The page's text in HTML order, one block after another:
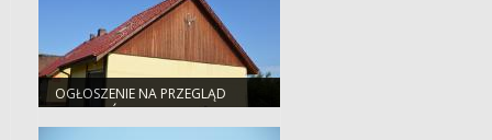
OGŁOSZENIE NA PRZEGLĄD
BUDYNKÓW